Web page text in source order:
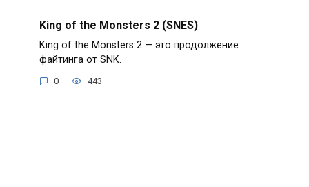
King of the Monsters 2 (SNES)
King of the Monsters 2 — это продолжение
файтинга от SNK.
0 443